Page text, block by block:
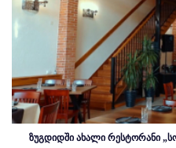
ზუგდიდში ახალი რესტორანი